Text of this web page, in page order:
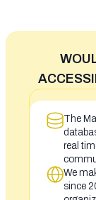
The
real
We
since